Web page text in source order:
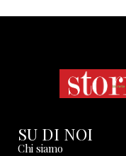
SU DI NOI
Chi siamo